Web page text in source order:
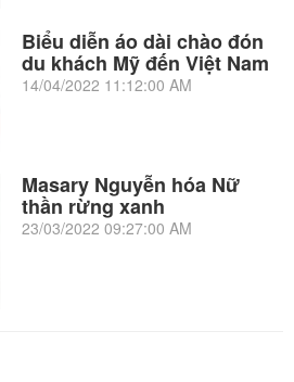
Biểu diễn áo dài chào đón
du khách Mỹ đến Việt Nam
14/04/2022 11:12:00 AM
Masary Nguyễn hóa Nữ
thần rừng xanh
23/03/2022 09:27:00 AM